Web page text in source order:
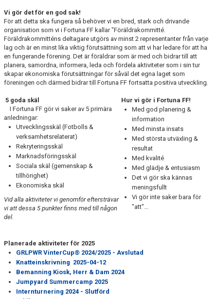
TRÄNINGSTIDER GRÄS 2026
BOLLKALLAR/FIOR
Vi gör det för en god sak!
För att detta ska fungera så behöver vi en bred, stark och drivande
organisation som vi i Fortuna FF kallar "Föräldrakommitté.
Föräldrakommitténs deltagare utgörs av minst 2 representanter från varje
lag och är en minst lika viktig förutsättning som att vi har ledare för att ha
en fungerande förening. Det är föräldrar som är med och bidrar till att
planera, samordna, informera, leda och fördela aktiviteter som i sin tur
skapar ekonomiska förutsättningar för såväl det egna laget som
föreningen och därmed bidrar till Fortuna FF fortsatta positiva utveckling.
5 goda skäl
I Fortuna FF gör vi saker av 5 primära
anledningar:
Utvecklingsskäl (Fotbolls &
verksamhetsrelaterat)
Rekryteringsskäl
Marknadsföringsskäl
Sociala skäl (gemenskap &
tillhörighet)
Ekonomiska skäl
Vid alla aktiviteter vi genomför eftersträvar
vi att dessa 5 punkter finns med till någon
del.
Hur vi gör i Fortuna FF!
Med god planering &
information
Med minsta insats
Med största utväxling &
resultat
Med kvalité
Med glädje & entusiasm
Det vi gör ska kännas
meningsfullt
Vi gör inte saker bara för
"att"...
Planerade aktiviteter för 2025
GRLPWR VinterCup® 2024/2025 - Avslutad
Knatteinskrivning 2025-04-12
Bemanning Kiosk, Herr & Dam 2024
Jumpyard Summercamp 2025
Internturnering 2024 - Slutförd